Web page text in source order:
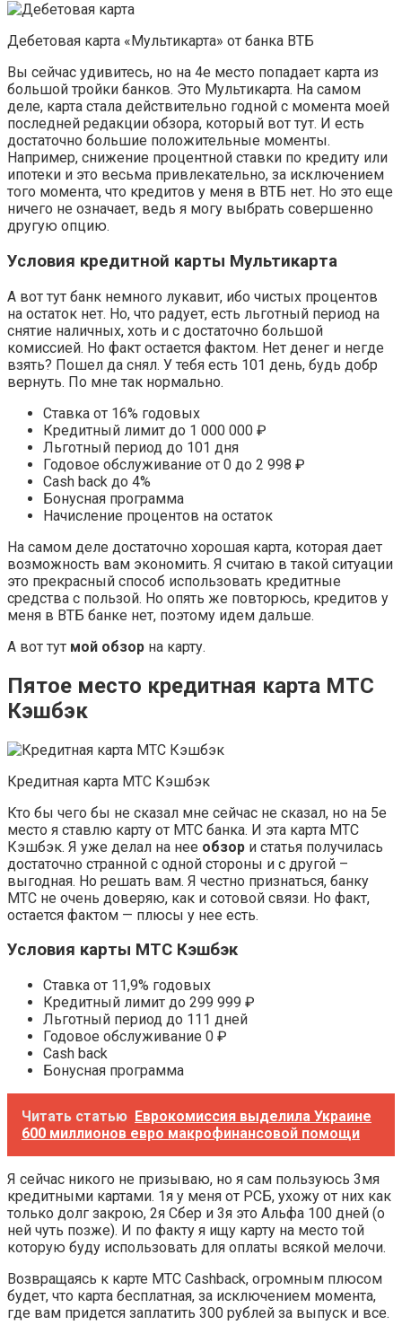
Дебетовая карта «Мультикарта» от банка ВТБ
Вы сейчас удивитесь, но на 4е место попадает карта из
большой тройки банков. Это Мультикарта. На самом
деле, карта стала действительно годной с момента моей
последней редакции обзора, который вот тут. И есть
достаточно большие положительные моменты.
Например, снижение процентной ставки по кредиту или
ипотеки и это весьма привлекательно, за исключением
того момента, что кредитов у меня в ВТБ нет. Но это еще
ничего не означает, ведь я могу выбрать совершенно
другую опцию.
Условия кредитной карты Мультикарта
А вот тут банк немного лукавит, ибо чистых процентов
на остаток нет. Но, что радует, есть льготный период на
снятие наличных, хоть и с достаточно большой
комиссией. Но факт остается фактом. Нет денег и негде
взять? Пошел да снял. У тебя есть 101 день, будь добр
вернуть. По мне так нормально.
Ставка от 16% годовых
Кредитный лимит до 1 000 000 ₽
Льготный период до 101 дня
Годовое обслуживание от 0 до 2 998 ₽
Cash back до 4%
Бонусная программа
Начисление процентов на остаток
На самом деле достаточно хорошая карта, которая дает
возможность вам экономить. Я считаю в такой ситуации
это прекрасный способ использовать кредитные
средства с пользой. Но опять же повторюсь, кредитов у
меня в ВТБ банке нет, поэтому идем дальше.
А вот тут мой обзор на карту.
Пятое место кредитная карта МТС
Кэшбэк
Кредитная карта МТС Кэшбэк
Кто бы чего бы не сказал мне сейчас не сказал, но на 5е
место я ставлю карту от МТС банка. И эта карта МТС
Кэшбэк. Я уже делал на нее обзор и статья получилась
достаточно странной с одной стороны и с другой –
выгодная. Но решать вам. Я честно признаться, банку
МТС не очень доверяю, как и сотовой связи. Но факт,
остается фактом — плюсы у нее есть.
Условия карты МТС Кэшбэк
Ставка от 11,9% годовых
Кредитный лимит до 299 999 ₽
Льготный период до 111 дней
Годовое обслуживание 0 ₽
Cash back
Бонусная программа
Читать статью Еврокомиссия выделила Украине
600 миллионов евро макрофинансовой помощи
Я сейчас никого не призываю, но я сам пользуюсь 3мя
кредитными картами. 1я у меня от РСБ, ухожу от них как
только долг закрою, 2я Сбер и 3я это Альфа 100 дней (о
ней чуть позже). И по факту я ищу карту на место той
которую буду использовать для оплаты всякой мелочи.
Возвращаясь к карте МТС Cashback, огромным плюсом
будет, что карта бесплатная, за исключением момента,
где вам придется заплатить 300 рублей за выпуск и все.